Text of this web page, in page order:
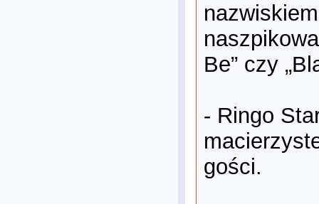
Be” czy
- Ringo
gości.